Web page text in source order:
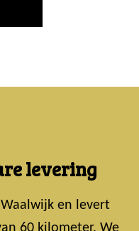
levering
en levert